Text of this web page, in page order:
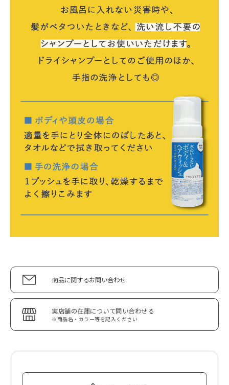
商品に関するお問い合わせ
実店舗の在庫について問い合わせる
※商品名・カラー等を記入ください